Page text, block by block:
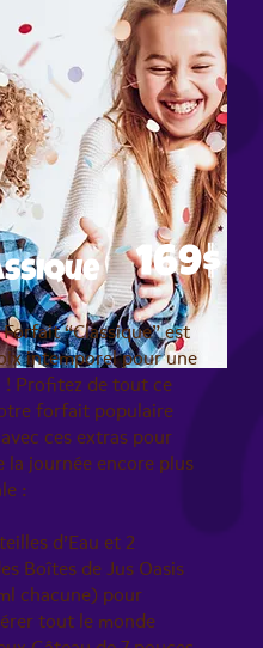
169$
“Classique” est
intemporel pour une
! Profitez de tout ce
forfait populaire
ces extras pour
la journée encore plus
:
d’Eau et 2
Boîtes de Jus Oasis
chacune) pour
tout le monde